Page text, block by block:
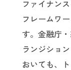
ファイナン
フレームワ
す。金融庁
ランジショ
おいても、